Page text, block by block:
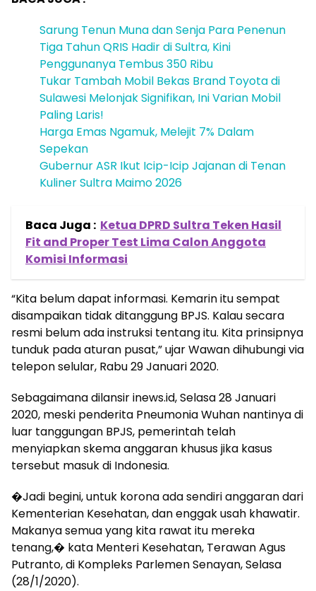
Sarung Tenun Muna dan Senja Para Penenun
Tiga Tahun QRIS Hadir di Sultra, Kini
Penggunanya Tembus 350 Ribu
Tukar Tambah Mobil Bekas Brand Toyota di
Sulawesi Melonjak Signifikan, Ini Varian Mobil
Paling Laris!
Harga Emas Ngamuk, Melejit 7% Dalam
Sepekan
Gubernur ASR Ikut Icip-Icip Jajanan di Tenan
Kuliner Sultra Maimo 2026
Baca Juga : Ketua DPRD Sultra Teken Hasil
Fit and Proper Test Lima Calon Anggota
Komisi Informasi
“Kita belum dapat informasi. Kemarin itu sempat
disampaikan tidak ditanggung BPJS. Kalau secara
resmi belum ada instruksi tentang itu. Kita prinsipnya
tunduk pada aturan pusat,” ujar Wawan dihubungi via
telepon selular, Rabu 29 Januari 2020.
Sebagaimana dilansir inews.id, Selasa 28 Januari
2020, meski penderita Pneumonia Wuhan nantinya di
luar tanggungan BPJS, pemerintah telah
menyiapkan skema anggaran khusus jika kasus
tersebut masuk di Indonesia.
�Jadi begini, untuk korona ada sendiri anggaran dari
Kementerian Kesehatan, dan enggak usah khawatir.
Makanya semua yang kita rawat itu mereka
tenang,� kata Menteri Kesehatan, Terawan Agus
Putranto, di Kompleks Parlemen Senayan, Selasa
(28/1/2020).